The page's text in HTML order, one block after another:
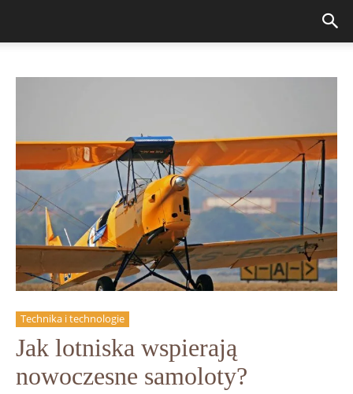
Technika i technologie
Jak lotniska wspierają
nowoczesne samoloty?